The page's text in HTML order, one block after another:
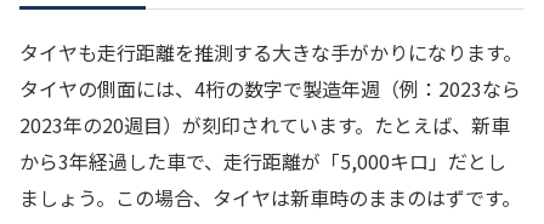
タイヤも走行距離を推測する大きな手がかりになります。
タイヤの側面には、4桁の数字で製造年週（例：2023なら
2023年の20週目）が刻印されています。たとえば、新車
から3年経過した車で、走行距離が「5,000キロ」だとし
ましょう。この場合、タイヤは新車時のままのはずです。